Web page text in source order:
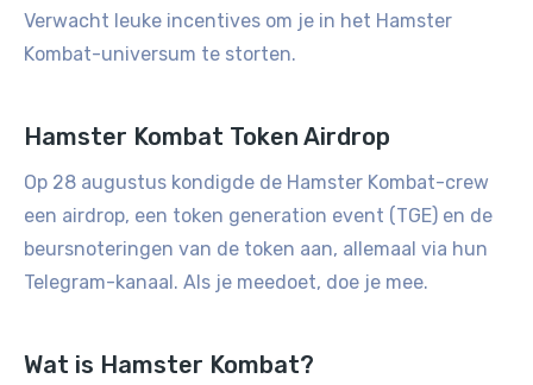
Verwacht leuke incentives om je in het Hamster
Kombat-universum te storten.
Hamster Kombat Token Airdrop
Op 28 augustus kondigde de Hamster Kombat-crew
een airdrop, een token generation event (TGE) en de
beursnoteringen van de token aan, allemaal via hun
Telegram-kanaal. Als je meedoet, doe je mee.
Wat is Hamster Kombat?